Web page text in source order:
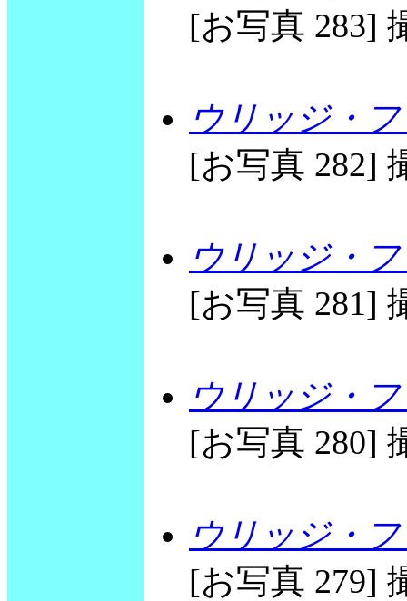
[お写真 283]
ウリッジ・
[お写真 282]
ウリッジ・
[お写真 281]
ウリッジ・
[お写真 280]
ウリッジ・
[お写真 279]